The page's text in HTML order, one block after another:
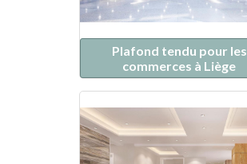
Plafond tendu pour les
commerces à Liège